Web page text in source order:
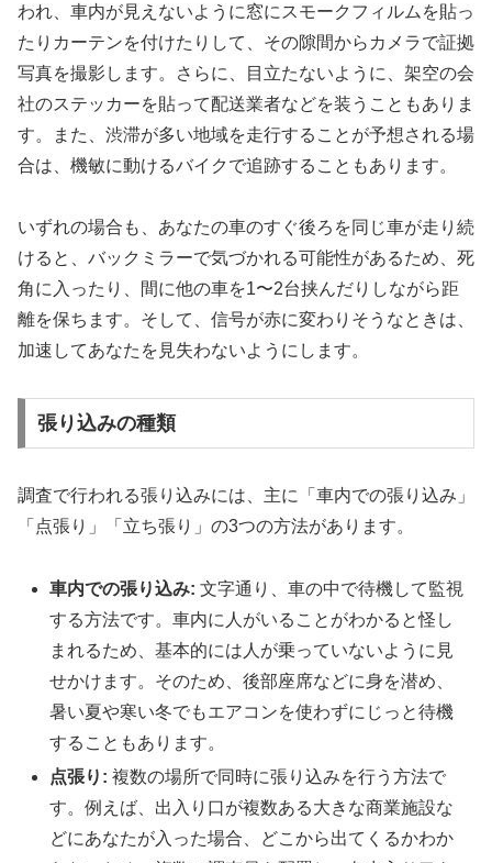
われ、車内が見えないように窓にスモークフィルムを貼っ
たりカーテンを付けたりして、その隙間からカメラで証拠
写真を撮影します。さらに、目立たないように、架空の会
社のステッカーを貼って配送業者などを装うこともありま
す。また、渋滞が多い地域を走行することが予想される場
合は、機敏に動けるバイクで追跡することもあります。
いずれの場合も、あなたの車のすぐ後ろを同じ車が走り続
けると、バックミラーで気づかれる可能性があるため、死
角に入ったり、間に他の車を1〜2台挟んだりしながら距
離を保ちます。そして、信号が赤に変わりそうなときは、
加速してあなたを見失わないようにします。
張り込みの種類
調査で行われる張り込みには、主に「車内での張り込み」
「点張り」「立ち張り」の3つの方法があります。
車内での張り込み: 文字通り、車の中で待機して監視
する方法です。車内に人がいることがわかると怪し
まれるため、基本的には人が乗っていないように見
せかけます。そのため、後部座席などに身を潜め、
暑い夏や寒い冬でもエアコンを使わずにじっと待機
することもあります。
点張り: 複数の場所で同時に張り込みを行う方法で
す。例えば、出入り口が複数ある大きな商業施設な
どにあなたが入った場合、どこから出てくるかわか